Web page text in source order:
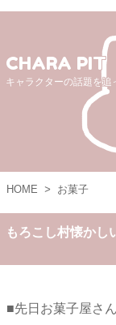
CHARA PIT
キャラクターの話題を追
HOME > お菓子
もろこし村懐かし
■先日お菓子屋さ